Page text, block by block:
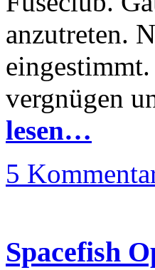
anzutreten.
vergnügen
lesen…
5
Spacefish